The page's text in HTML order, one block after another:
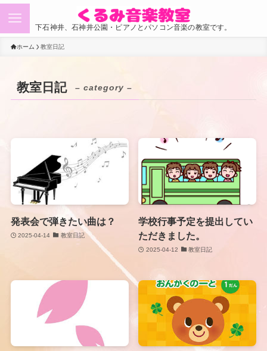
下石神井、石神井公園・ピアノとパソコン音楽の教室です。
ホーム 教室日記
教室日記 – category –
発表会で弾きたい曲は？
2025-04-14 教室日記
学校行事予定を提出してい
ただきました。
2025-04-12 教室日記